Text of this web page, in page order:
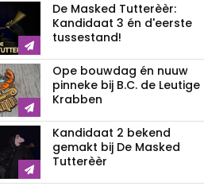
De Masked Tutterèèr:
Kandidaat 3 én d'eerste
tussestand!
Ope bouwdag én nuuw
pinneke bij B.C. de Leutige
Krabben
Kandidaat 2 bekend
gemakt bij De Masked
Tutterèèr